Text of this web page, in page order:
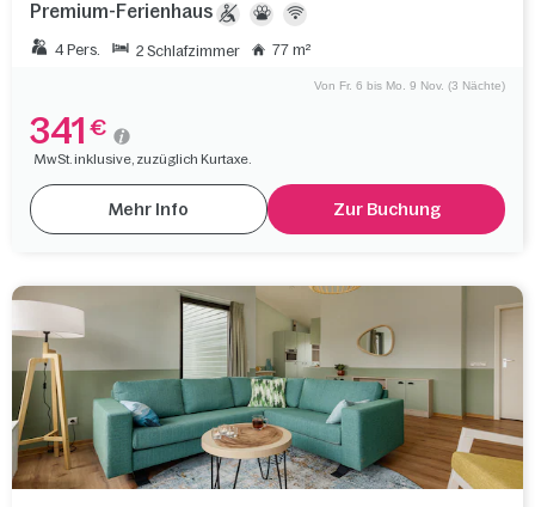
Premium-Ferienhaus
4 Pers. 2 Schlafzimmer 77 m²
Von Fr. 6 bis Mo. 9 Nov. (3 Nächte)
341 €
MwSt. inklusive, zuzüglich Kurtaxe.
Mehr Info Zur Buchung